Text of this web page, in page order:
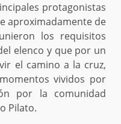
protagonistas
aproximadamente de
los requisitos
elenco y que por un
el camino a la cruz,
vividos por
por la comunidad
Pilato.